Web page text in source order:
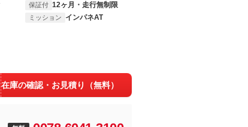
保証付 12ヶ月・走行無制限
ミッション インパネAT
在庫の確認・お見積り（無料）